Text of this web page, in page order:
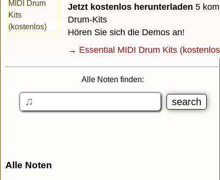
Jetzt kostenlos herunterladen 5
Drum-Kits
Hören Sie sich die Demos an!
→ Essential MIDI Drum Kits
Alle Noten finden:
Alle Noten